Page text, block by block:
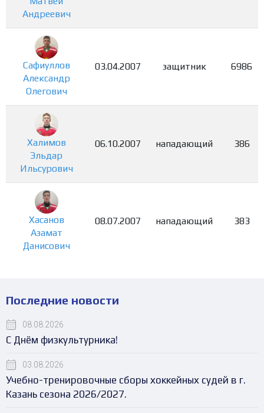
Андреевич
Сафиуллов
Александр
Олегович
03.04.2007 защитник 6986
Халимов
Эльдар
Ильсурович
06.10.2007 нападающий 386
Хасанов
Азамат
Данисович
08.07.2007 нападающий 383
Последние новости
08.08.2026
С Днём физкультурника!
03.08.2026
Учебно-тренировочные сборы хоккейных судей в г.
Казань сезона 2026/2027.